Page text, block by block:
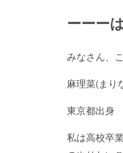
ーーー
みなさん、
麻理菜(まり
東京都出身
私は高校卒